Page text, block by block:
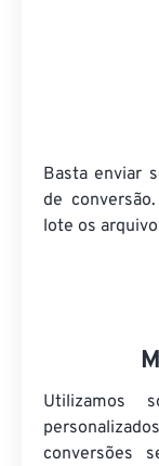
Basta enviar
de
lote os
Utilizamos
conversões